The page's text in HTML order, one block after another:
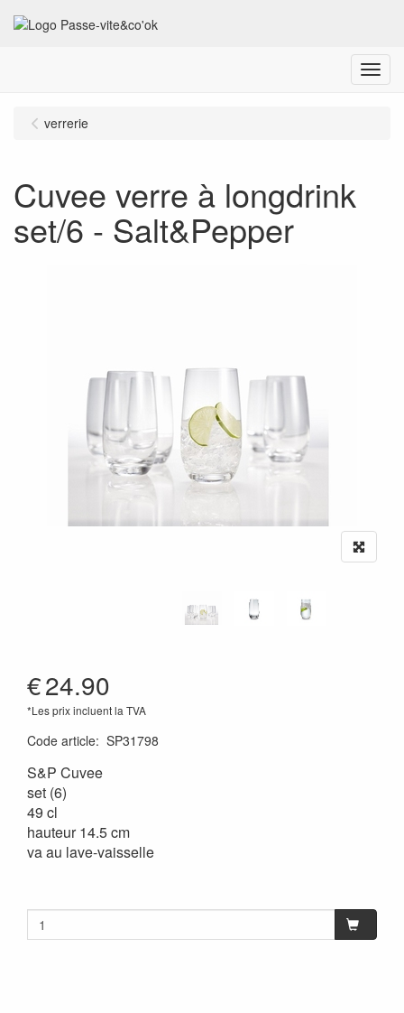
Menu
verrerie
Cuvee verre à longdrink
set/6 - Salt&Pepper
€24.90
*Les prix incluent la TVA
Code article: SP31798
S&P Cuvee
set (6)
49 cl
hauteur 14.5 cm
va au lave-vaisselle